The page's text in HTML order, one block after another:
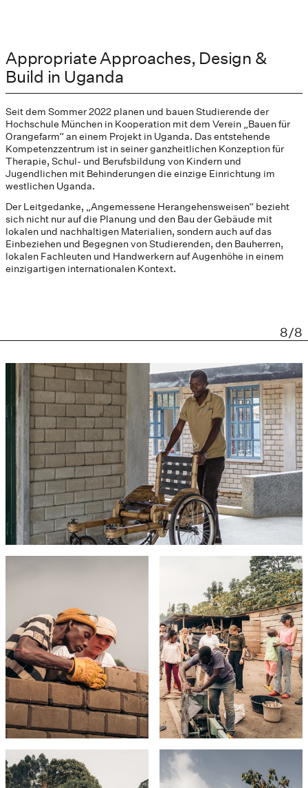
Appropriate Approaches, Design &
Build in Uganda
Seit dem Sommer 2022 planen und bauen Studierende der
Hochschule München in Kooperation mit dem Verein „Bauen für
Orangefarm“ an einem Projekt in Uganda. Das entstehende
Kompetenzzentrum ist in seiner ganzheitlichen Konzeption für
Therapie, Schul- und Berufsbildung von Kindern und
Jugendlichen mit Behinderungen die einzige Einrichtung im
westlichen Uganda.
Der Leitgedanke, „Angemessene Herangehensweisen“ bezieht
sich nicht nur auf die Planung und den Bau der Gebäude mit
lokalen und nachhaltigen Materialien, sondern auch auf das
Einbeziehen und Begegnen von Studierenden, den Bauherren,
lokalen Fachleuten und Handwerkern auf Augenhöhe in einem
einzigartigen internationalen Kontext.
8/8